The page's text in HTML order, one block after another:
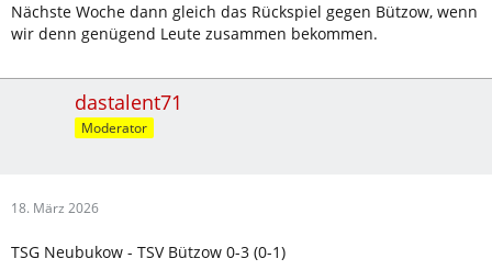
Nächste Woche dann gleich das Rückspiel gegen Bützow, wenn
wir denn genügend Leute zusammen bekommen.
dastalent71
Moderator
18. März 2026
TSG Neubukow - TSV Bützow 0-3 (0-1)